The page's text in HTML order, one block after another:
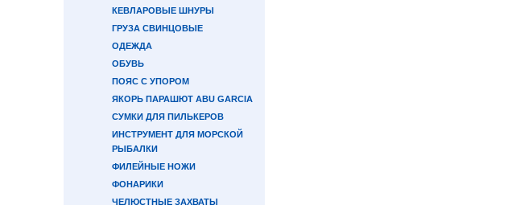
КЕВЛАРОВЫЕ ШНУРЫ
ГРУЗА СВИНЦОВЫЕ
ОДЕЖДА
ОБУВЬ
ПОЯС С УПОРОМ
ЯКОРЬ ПАРАШЮТ ABU GARCIA
СУМКИ ДЛЯ ПИЛЬКЕРОВ
ИНСТРУМЕНТ ДЛЯ МОРСКОЙ
РЫБАЛКИ
ФИЛЕЙНЫЕ НОЖИ
ФОНАРИКИ
ЧЕЛЮСТНЫЕ ЗАХВАТЫ